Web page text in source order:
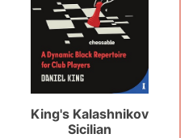
King's Kalashnikov
Sicilian